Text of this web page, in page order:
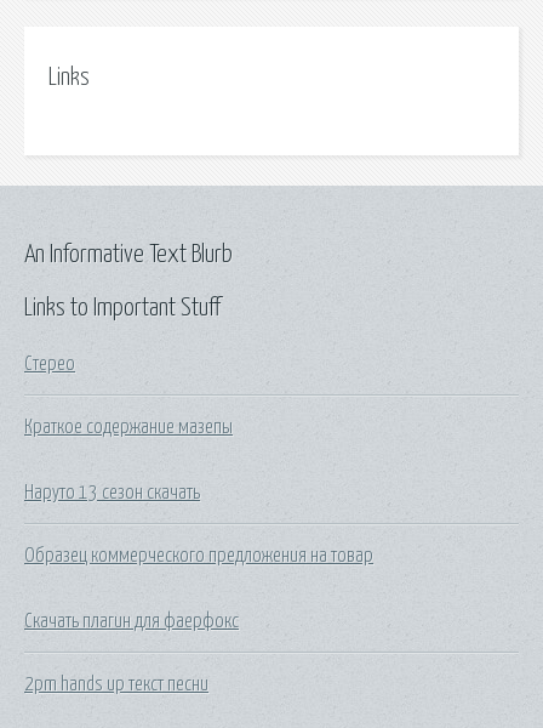
Links
Links to Important Stuff
Стерео
Краткое содержание мазепы
Наруто 13 сезон скачать
Образец коммерческого предложения на товар
Скачать плагин для фаерфокс
2pm hands up текст песни
An Informative Text Blurb